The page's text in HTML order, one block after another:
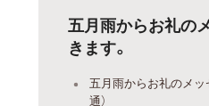
五月雨からお礼の
きます。
五月雨からお礼のメッ
通）